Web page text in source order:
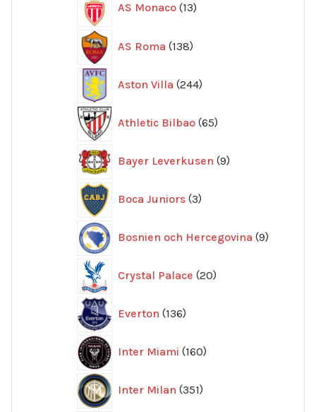
AS Monaco 13
produkter
AS Roma 138
produkter
Aston Villa 244
produkter
Athletic Bilbao 65
produkter
Bayer Leverkusen 9
produkter
Boca Juniors 3
produkter
Bosnien och Hercegovina 9
produkter
Crystal Palace 20
produkter
Everton 136
produkter
Inter Miami 160
produkter
Inter Milan 351
produkter